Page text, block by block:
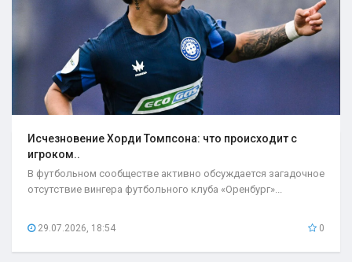
Исчезновение Хорди Томпсона: что происходит с
игроком..
В футбольном сообществе активно обсуждается загадочное
отсутствие вингера футбольного клуба «Оренбург»...
29.07.2026, 18:54 0